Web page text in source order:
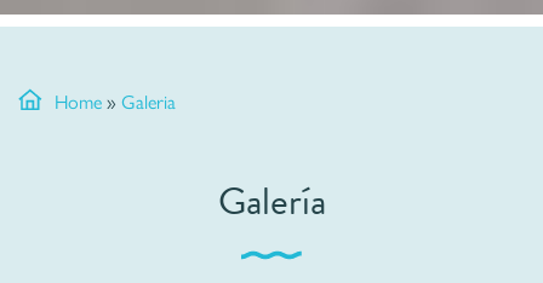
Home » Galeria
Galería